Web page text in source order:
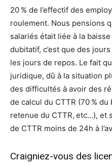
20 % de l’effectif des
roulement. Nous pensions
salariés était liée à la
dubitatif, c’est que des
les jours de repos. Le fait
juridique, dû à la situation
des difficultés à avoir des
de calcul du CTTR (70 %
retenue du CTTR, etc…), et
de CTTR moins de 24h à
Craigniez-vous des